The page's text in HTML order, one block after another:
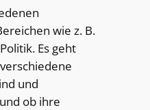
wie z. B.
Es geht
und
ob ihre